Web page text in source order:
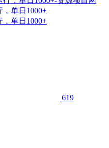
单日1000+
单日1000+
619